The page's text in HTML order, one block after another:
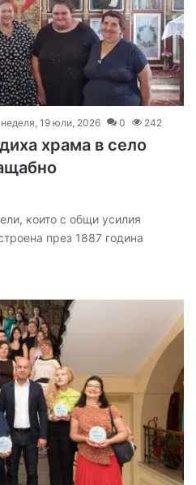
19 юли, 2026 0 242
храма в село
които с общи усилия
през 1887 година